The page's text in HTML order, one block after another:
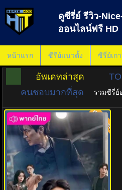
ดูซีรี่ย์ รีวิว-
ออนไลน์ฟรี HD
หน้าแรก ซีรีย์แนวตั้ง ซีรี่ย์เก
อัพเดทล่าสุด
คนชอบมากที่สุด
รวมซีรี่ย์
8.0 พากย์ไทย